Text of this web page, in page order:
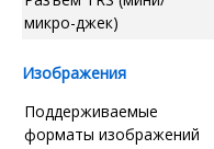
микро-джек)
Изображения
Поддерживаемые
форматы изображений